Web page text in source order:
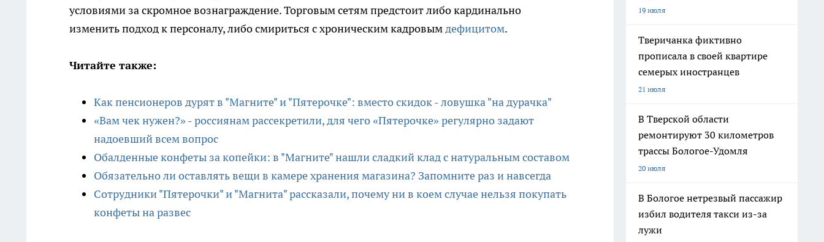
условиями за скромное вознаграждение. Торговым сетям предстоит либо кардинально
изменить подход к персоналу, либо смириться с хроническим кадровымдефицитом.
Читайте также:
Как пенсионеров дурят в "Магните" и "Пятерочке": вместо скидок - ловушка "на дурачка"
«Вам чек нужен?» - россиянам рассекретили, для чего «Пятерочке» регулярно задают
надоевший всем вопрос
Обалденные конфеты за копейки: в "Магните" нашли сладкий клад с натуральным составом
Обязательно ли оставлять вещи в камере хранения магазина? Запомните раз и навсегда
Сотрудники "Пятерочки" и "Магнита" рассказали, почему ни в коем случае нельзя покупать
конфеты на развес
19 июля
Тверичанка фиктивно
прописала в своей квартире
семерых иностранцев
21 июля
В Тверской области
ремонтируют 30 километров
трассы Бологое-Удомля
20 июля
В Бологое нетрезвый пассажир
избил водителя такси из-за
лужи